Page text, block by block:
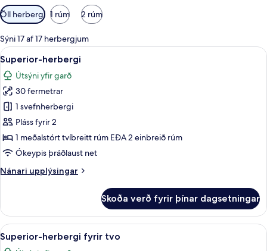
Síur
í
boði
fyrir
herbergi
Öll herbergi 1 rúm 2 rúm
Sýni 17 af 17 herbergjum
Skoða
allar
myndir
fyrir
Superior-
herbergi
Superior-herbergi | Rúmföt af bestu
5
Superior-herbergi
Útsýni yfir garð
30 fermetrar
1 svefnherbergi
Pláss fyrir 2
1 meðalstórt tvíbreitt rúm EÐA 2 einbreið rúm
Ókeypis þráðlaust net
Nánari upplýsingar
Nánari
herbergi
Skoða verð fyrir þínar dagsetningar
Skoða
allar
Superior-herbergi fyrir tvo | Rúmföt
5
Superior-herbergi fyrir tvo